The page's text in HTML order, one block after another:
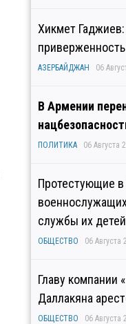
Хикмет
АЗЕРБАЙДЖАН 06
В Армении
ПОЛИТИКА 06 Августа
Протестующие в
службы их детей
ОБЩЕСТВО 06 Августа
Главу компании
Даллакяна
ОБЩЕСТВО 06 Августа